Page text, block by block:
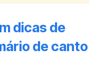
dicas de
de canto